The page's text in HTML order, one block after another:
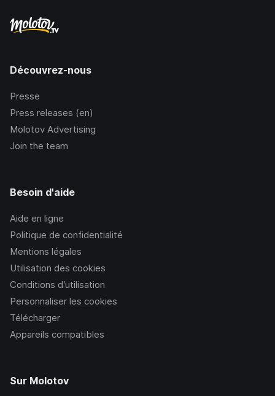
Découvrez-nous
Presse
Press releases (en)
Molotov Advertising
Join the team
Besoin d'aide
Aide en ligne
Politique de confidentialité
Mentions légales
Utilisation des cookies
Conditions d’utilisation
Personnaliser les cookies
Télécharger
Appareils compatibles
Sur Molotov